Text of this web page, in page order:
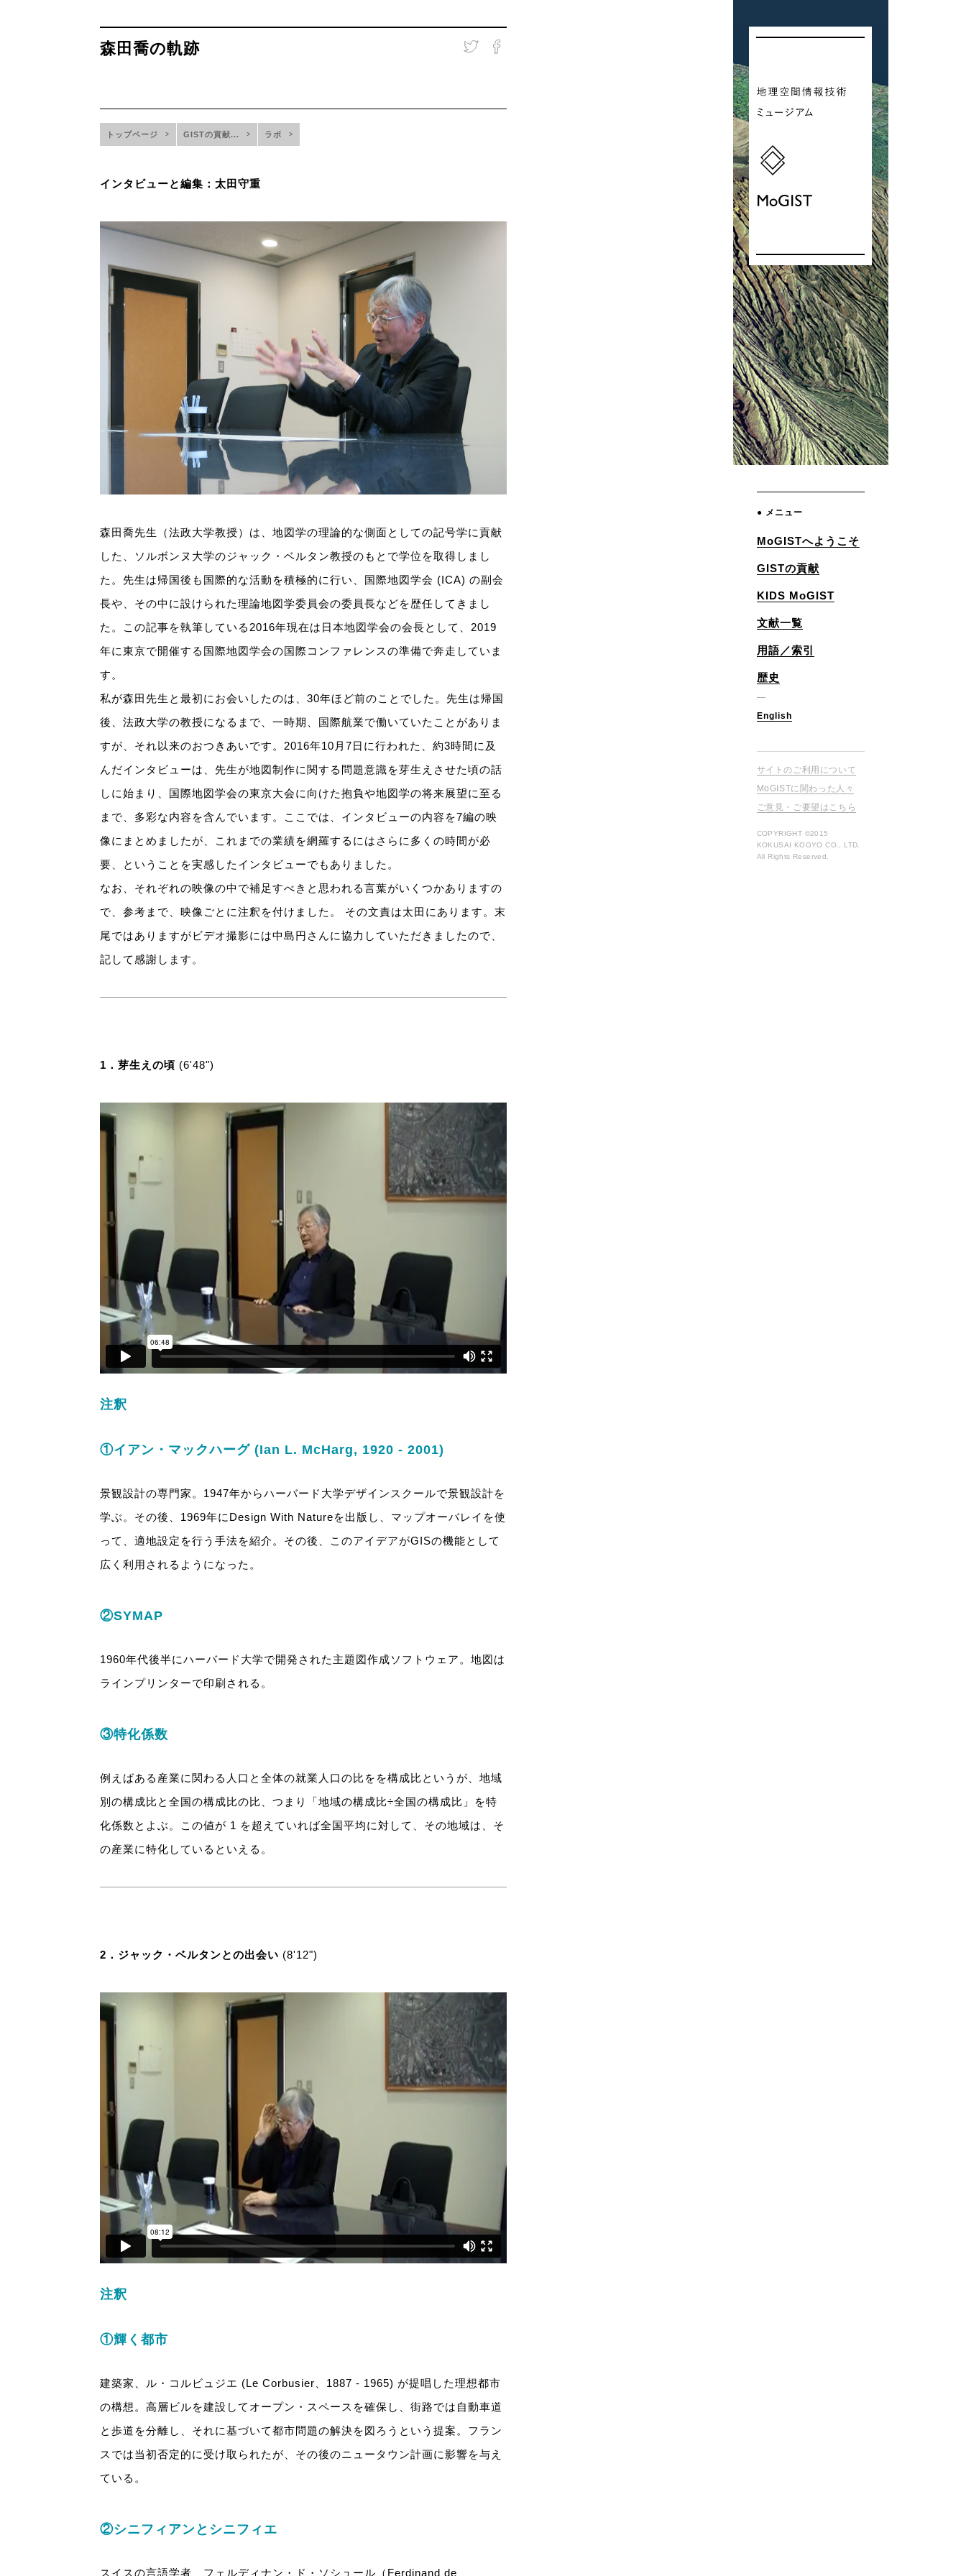
● メニュー
MoGISTへようこそ
GISTの貢献
KIDS MoGIST
文献一覧
用語／索引
歴史
English
サイトのご利用について
MoGISTに関わった人々
ご意見・ご要望はこちら
COPYRIGHT ©2015
KOKUSAI KOGYO CO., LTD.
All Rights Reserved.
森田喬の軌跡
トップページ GISTの貢献... ラボ
インタビューと編集：太田守重
森田喬先生（法政大学教授）は、地図学の理論的な側面としての記号学に貢献
した、ソルボンヌ大学のジャック・ベルタン教授のもとで学位を取得しまし
た。先生は帰国後も国際的な活動を積極的に行い、国際地図学会 (ICA) の副会
長や、その中に設けられた理論地図学委員会の委員長などを歴任してきまし
た。この記事を執筆している2016年現在は日本地図学会の会長として、2019
年に東京で開催する国際地図学会の国際コンファレンスの準備で奔走していま
す。
私が森田先生と最初にお会いしたのは、30年ほど前のことでした。先生は帰国
後、法政大学の教授になるまで、一時期、国際航業で働いていたことがありま
すが、それ以来のおつきあいです。2016年10月7日に行われた、約3時間に及
んだインタビューは、先生が地図制作に関する問題意識を芽生えさせた頃の話
しに始まり、国際地図学会の東京大会に向けた抱負や地図学の将来展望に至る
まで、多彩な内容を含んでいます。ここでは、インタビューの内容を7編の映
像にまとめましたが、これまでの業績を網羅するにはさらに多くの時間が必
要、ということを実感したインタビューでもありました。
なお、それぞれの映像の中で補足すべきと思われる言葉がいくつかありますの
で、参考まで、映像ごとに注釈を付けました。 その文責は太田にあります。末
尾ではありますがビデオ撮影には中島円さんに協力していただきましたので、
記して感謝します。
1．芽生えの頃 (6'48")
注釈
①イアン・マックハーグ (Ian L. McHarg, 1920 - 2001)
景観設計の専門家。1947年からハーバード大学デザインスクールで景観設計を
学ぶ。その後、1969年にDesign With Natureを出版し、マップオーバレイを使
って、適地設定を行う手法を紹介。その後、このアイデアがGISの機能として
広く利用されるようになった。
②SYMAP
1960年代後半にハーバード大学で開発された主題図作成ソフトウェア。地図は
ラインプリンターで印刷される。
③特化係数
例えばある産業に関わる人口と全体の就業人口の比をを構成比というが、地域
別の構成比と全国の構成比の比、つまり「地域の構成比÷全国の構成比」を特
化係数とよぶ。この値が 1 を超えていれば全国平均に対して、その地域は、そ
の産業に特化しているといえる。
2．ジャック・ベルタンとの出会い (8'12")
注釈
①輝く都市
建築家、ル・コルビュジエ (Le Corbusier、1887 - 1965) が提唱した理想都市
の構想。高層ビルを建設してオープン・スペースを確保し、街路では自動車道
と歩道を分離し、それに基づいて都市問題の解決を図ろうという提案。フラン
スでは当初否定的に受け取られたが、その後のニュータウン計画に影響を与え
ている。
②シニフィアンとシニフィエ
スイスの言語学者、フェルディナン・ド・ソシュール（Ferdinand de